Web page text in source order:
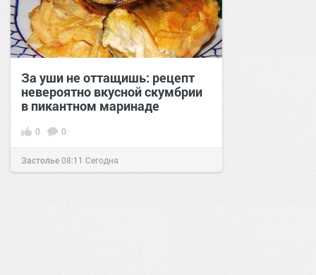
За уши не оттащишь: рецепт
невероятно вкусной скумбрии
в пикантном маринаде
0 0
Застолье08:11 Сегодня